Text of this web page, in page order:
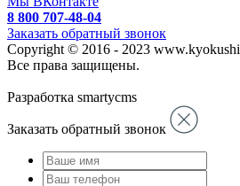
8 800 707-48-04
Заказать обратный звонок
Copyright © 2016 - 2023
Все права защищены.
Разработка smartycms
Заказать обратный звонок